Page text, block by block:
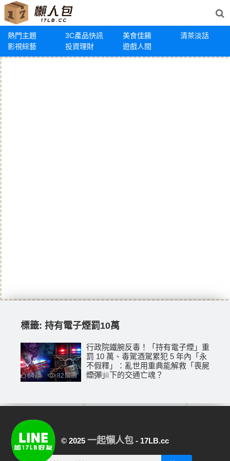
熱門主題 3C產品快訊 美食佳餚
清茶淡話
影視綜藝
投資理財 遊戲人間
標籤: 持有電子煙罰10萬
行政院鐵腕反毒！「持有電子煙」重
罰 10 萬、毒駕酒駕累犯 5 年內「永
不假釋」：亂世用重典能解救「喪屍
煙彈」下的交通亡魂？
64讚 82 閱讀 0評論
© 2025 一起懶人包 - 17LB.cc